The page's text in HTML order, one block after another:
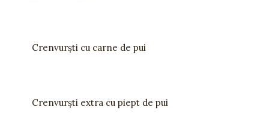
Crenvurști cu carne de pui
Crenvurști extra cu piept de pui